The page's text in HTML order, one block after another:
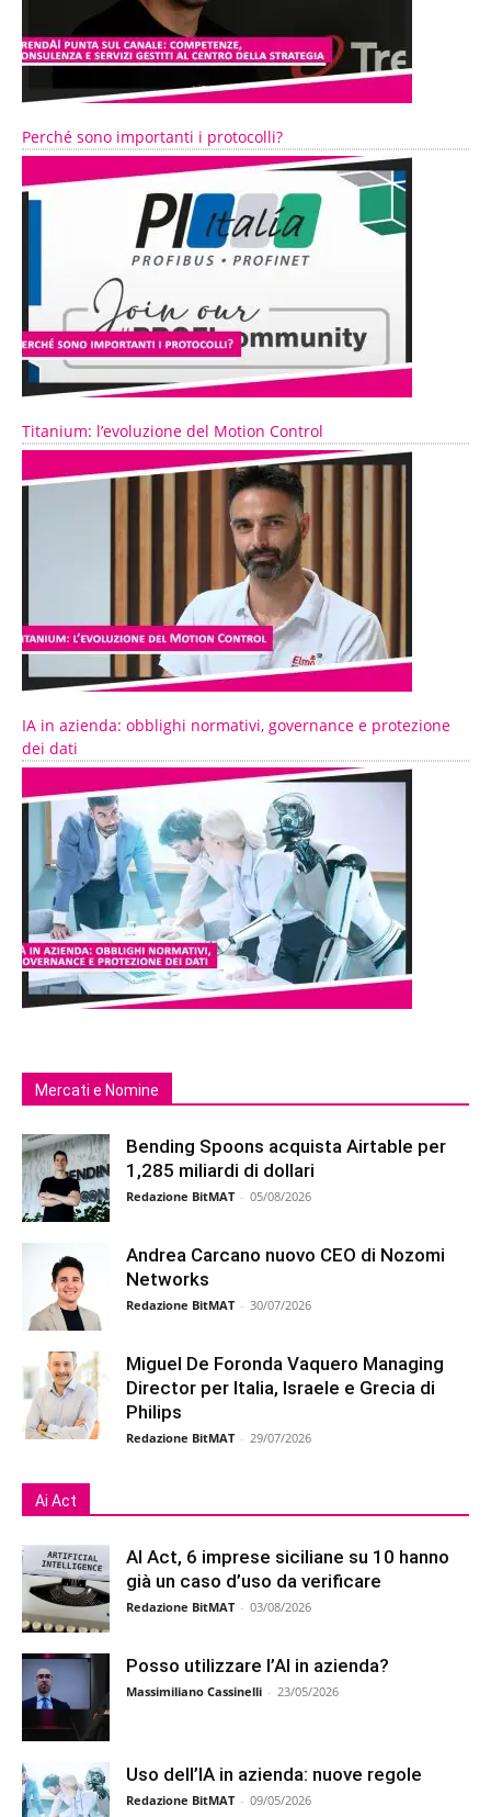
Perché sono importanti i protocolli?
Titanium: l’evoluzione del Motion Control
IA in azienda: obblighi normativi, governance e protezione
dei dati
Mercati e Nomine
Bending Spoons acquista Airtable per
1,285 miliardi di dollari
Redazione BitMAT - 05/08/2026
Andrea Carcano nuovo CEO di Nozomi
Networks
Redazione BitMAT - 30/07/2026
Miguel De Foronda Vaquero Managing
Director per Italia, Israele e Grecia di
Philips
Redazione BitMAT - 29/07/2026
Ai Act
AI Act, 6 imprese siciliane su 10 hanno
già un caso d’uso da verificare
Redazione BitMAT - 03/08/2026
Posso utilizzare l’AI in azienda?
Massimiliano Cassinelli - 23/05/2026
Uso dell’IA in azienda: nuove regole
Redazione BitMAT - 09/05/2026